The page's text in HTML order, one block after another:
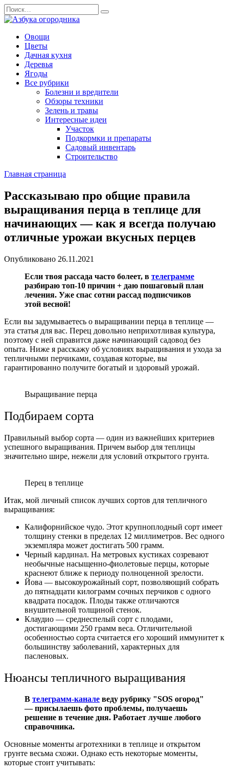
Перейти
к
содержанию
Search
for:
Овощи
Цветы
Дачная кухня
Деревья
Ягоды
Все рубрики
Болезни и вредители
Обзоры техники
Зелень и травы
Интересные идеи
Участок
Подкормки и препараты
Садовый инвентарь
Строительство
Главная страница
Рассказываю про общие правила
выращивания перца в теплице для
начинающих — как я всегда получаю
отличные урожаи вкусных перцев
Опубликовано 26.11.2021
Если твоя рассада часто болеет, в телеграмме
разбираю топ-10 причин + даю пошаговый план
лечения. Уже спас сотни рассад подписчиков
этой весной!
Если вы задумываетесь о выращивании перца в теплице —
эта статья для вас. Перец довольно неприхотливая культура,
поэтому с ней справится даже начинающий садовод без
опыта. Ниже я расскажу об условиях выращивания и ухода за
тепличными перчиками, создавая которые, вы
гарантированно получите богатый и здоровый урожай.
Выращивание перца
Подбираем сорта
Правильный выбор сорта — один из важнейших критериев
успешного выращивания. Причем выбор для теплицы
значительно шире, нежели для условий открытого грунта.
Перец в теплице
Итак, мой личный список лучших сортов для тепличного
выращивания:
Калифорнийское чудо. Этот крупноплодный сорт имеет
толщину стенки в пределах 12 миллиметров. Вес одного
экземпляра может достигать 500 грамм.
Черный кардинал. На метровых кустиках созревают
необычные насыщенно-фиолетовые перцы, которые
краснеют ближе к периоду полноценной зрелости.
Йова — высокоурожайный сорт, позволяющий собрать
до пятнадцати килограмм сочных перчиков с одного
квадрата посадок. Плоды также отличаются
внушительной толщиной стенок.
Клаудио — среднеспелый сорт с плодами,
достигающими 250 грамм веса. Отличительной
особенностью сорта считается его хороший иммунитет к
большинству заболеваний, характерных для
пасленовых.
Нюансы тепличного выращивания
В телеграмм-канале веду рубрику "SOS огород"
— присылаешь фото проблемы, получаешь
решение в течение дня. Работает лучше любого
справочника.
Основные моменты агротехники в теплице и открытом
грунте весьма схожи. Однако есть некоторые моменты,
которые стоит учитывать: